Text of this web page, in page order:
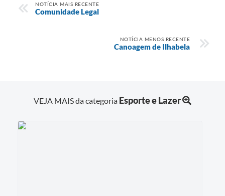
NOTÍCIA MAIS RECENTE
Comunidade Legal
NOTÍCIA MENOS RECENTE
Canoagem de Ilhabela
VEJA MAIS da categoria Esporte e Lazer